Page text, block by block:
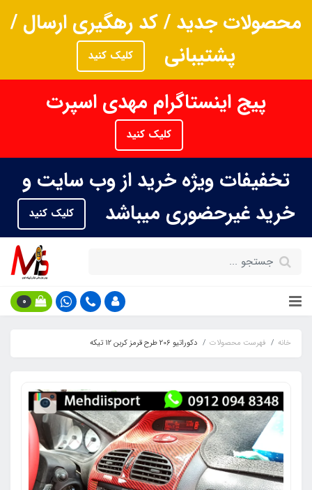
محصولات جدید / کد رهگیری ارسال /
پشتیبانی
کلیک کنید
پیج اینستاگرام مهدی اسپرت
کلیک کنید
تخفیفات ویژه خرید از وب سایت و
خرید غیرحضوری میباشد
کلیک کنید
0
خانه فهرست محصولات دکوراتیو 206 طرح قرمز کربن 12 تیکه